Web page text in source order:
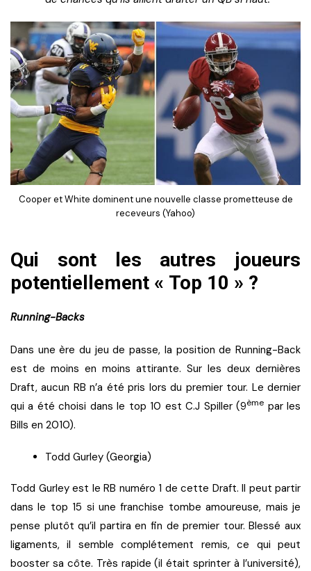
Cooper et White dominent une nouvelle classe prometteuse de
receveurs (Yahoo)
Qui sont les autres joueurs
potentiellement « Top 10 » ?
Running-Backs
Dans une ère du jeu de passe, la position de Running-Back
est de moins en moins attirante. Sur les deux dernières
Draft, aucun RB n’a été pris lors du premier tour. Le dernier
qui a été choisi dans le top 10 est C.J Spiller (9ème par les
Bills en 2010).
Todd Gurley (Georgia)
Todd Gurley est le RB numéro 1 de cette Draft. Il peut partir
dans le top 15 si une franchise tombe amoureuse, mais je
pense plutôt qu’il partira en fin de premier tour. Blessé aux
ligaments, il semble complétement remis, ce qui peut
booster sa côte. Très rapide (il était sprinter à l’université),